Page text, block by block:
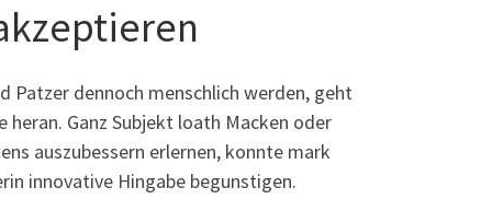
Patzer dennoch menschlich werden, geht
Ganz Subjekt loath Macken oder
auszubessern erlernen, konnte mark
innovative Hingabe begunstigen.